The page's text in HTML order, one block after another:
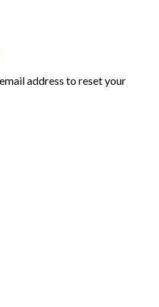
address to reset your